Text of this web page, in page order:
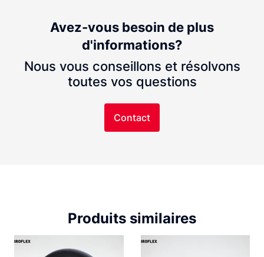
Avez-vous besoin de plus
d'informations?
Nous vous conseillons et résolvons
toutes vos questions
Contact
Produits similaires